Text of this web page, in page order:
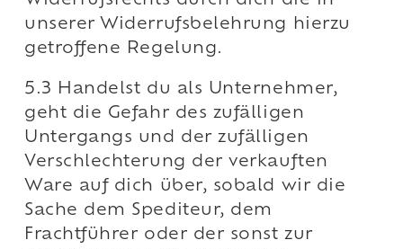
unserer Widerrufsbelehrung hierzu
getroffene Regelung.
5.3 Handelst du als Unternehmer,
geht die Gefahr des zufälligen
Untergangs und der zufälligen
Verschlechterung der verkauften
Ware auf dich über, sobald wir die
Sache dem Spediteur, dem
Frachtführer oder der sonst zur